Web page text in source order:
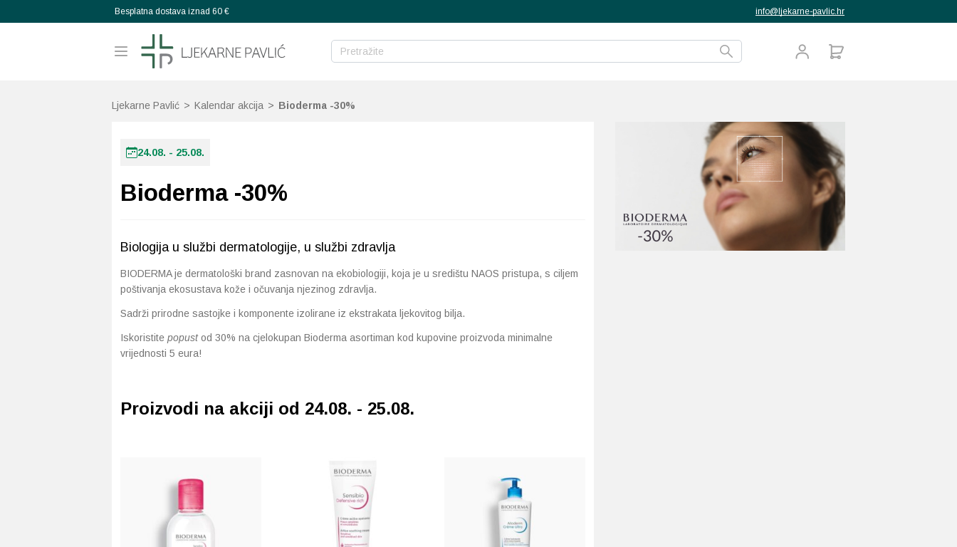
Besplatna dostava iznad 60 € info@ljekarne-pavlic.hr
Ljekarne Pavlić > Kalendar akcija > Bioderma -30%
24.08. - 25.08.
Bioderma -30%
Biologija u službi dermatologije, u službi zdravlja
BIODERMA je dermatološki brand zasnovan na ekobiologiji, koja je u središtu NAOS pristupa, s ciljem
poštivanja ekosustava kože i očuvanja njezinog zdravlja.
Sadrži prirodne sastojke i komponente izolirane iz ekstrakata ljekovitog bilja.
Iskoristite popustod 30% na cjelokupan Bioderma asortiman kod kupovine proizvoda minimalne
vrijednosti 5 eura!
Proizvodi na akciji od 24.08. - 25.08.